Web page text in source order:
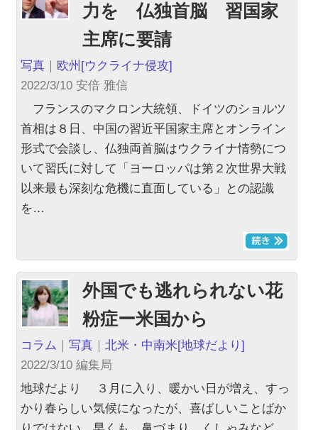
力を 仏独首脳 習国家
主席に要請
写真 ｜ 欧州 [ウクライナ侵攻]
2022/3/10 安倍 雅信
フランスのマクロン大統領、ドイツのショルツ
首相は８日、中国の習近平国家主席とオンライン
形式で会談し、仏独両首脳はウクライナ情勢につ
いて習氏に対して「ヨーロッパは第２次世界大戦
以来最も深刻な危機に直面している」との認識
を…
外国でも逃れられない花
粉症ー米国から
コラム ｜写真 ｜北米・中南米[地球だより]
2022/3/10 編集局
地球だより ３月に入り、暖かい日が増え、すっ
かり春らしい気候になったが、喜ばしいことばか